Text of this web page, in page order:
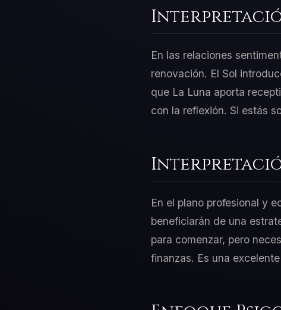
En las relaciones
renovación. El Sol
que La Luna aporta
con la reflexión. Si estás
En el plano profesional y
beneficiarán de una
para comenzar, pero
finanzas. Es una